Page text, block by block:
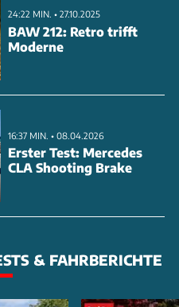
24:22 MIN. • 27.10.2025
BAW 212: Retro trifft
Moderne
16:37 MIN. • 08.04.2026
Erster Test: Mercedes
CLA Shooting Brake
& FAHRBERICHTE